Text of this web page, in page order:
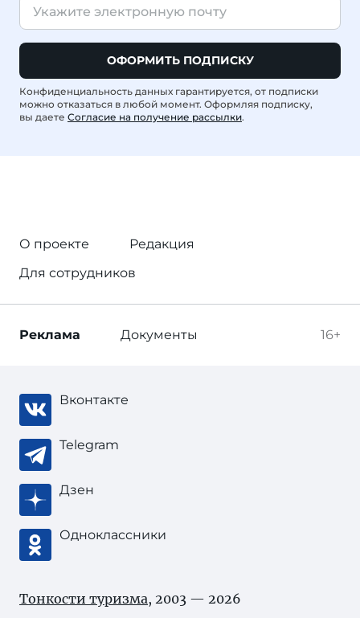
ОФОРМИТЬ ПОДПИСКУ
Конфиденциальность данных гарантируется, от подписки
можно отказаться в любой момент. Оформляя подписку,
вы даете Согласие на получение рассылки.
О проекте
Редакция
Для сотрудников
16+
Реклама Документы
Вконтакте
Telegram
Дзен
Одноклассники
Тонкости туризма, 2003 — 2026